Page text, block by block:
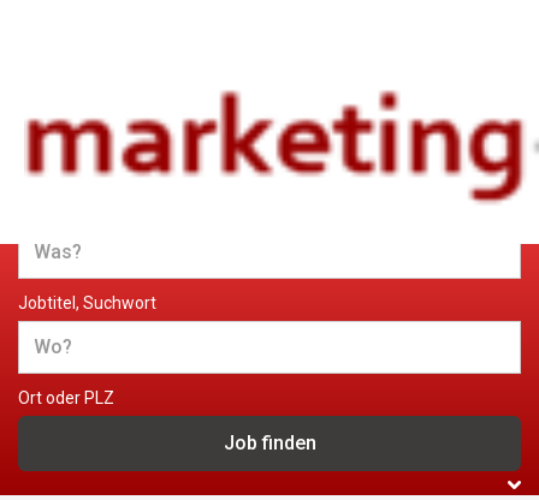
Jobs und Stellenangebote im
Marketing
Jobtitel, Suchwort
Ort oder PLZ